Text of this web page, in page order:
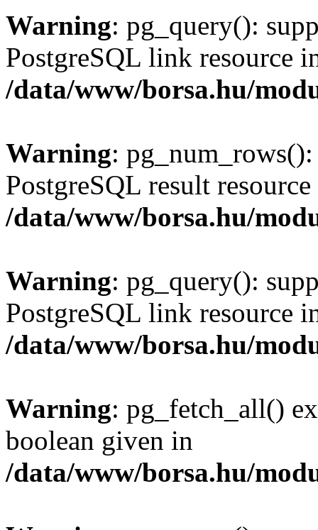
Warning: pg_query():
PostgreSQL link resource
/data/www/borsa.hu/
Warning:
PostgreSQL result
/data/www/borsa.hu/
Warning: pg_query():
PostgreSQL link resource
/data/www/borsa.hu/
Warning: pg_fetch_all()
boolean given in
/data/www/borsa.hu/